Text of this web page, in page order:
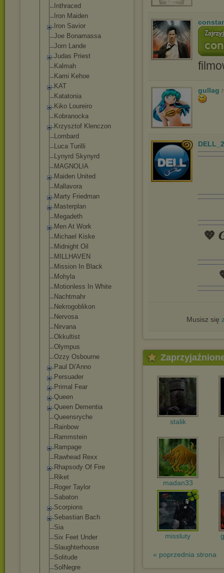
Inthraced
Iron Maiden
Iron Savior
Joe Bonamassa
Jorn Lande
Judas Priest
Kalmah
Kami Kehoe
KAT
Katatonia
Kiko Loureiro
Kobranocka
Krzysztof Klenczon
Lombard
Luca Turilli
Lynyrd Skynyrd
MAGNOLIA
Maiden United
Mallavora
Marty Friedman
Masterplan
Megadeth
Men At Work
Michael Kiske
Midnight Oil
MILLHAVEN
Mission In Black
Mohyla
Motionless In White
Nachtmahr
Nekrogoblikon
Nervosa
Nirvana
Okkultist
Olympus
Ozzy Osbourne
Paul Di'Anno
Persuader
Primal Fear
Queen
Queen Dementia
Queensryche
Rainbow
Rammstein
Rampage
Rawhead Rexx
Rhapsody Of Fire
Riket
Roger Taylor
Sabaton
Scorpions
Sebastian Bach
Sia
Six Feet Under
Slaughterhouse
Solitude
SolNegre
gullag
💖
Musisz się
stalik
madan33
missluty
« poprzednia strona